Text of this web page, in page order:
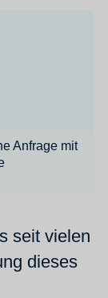
Anfrage mit
seit vielen
dieses